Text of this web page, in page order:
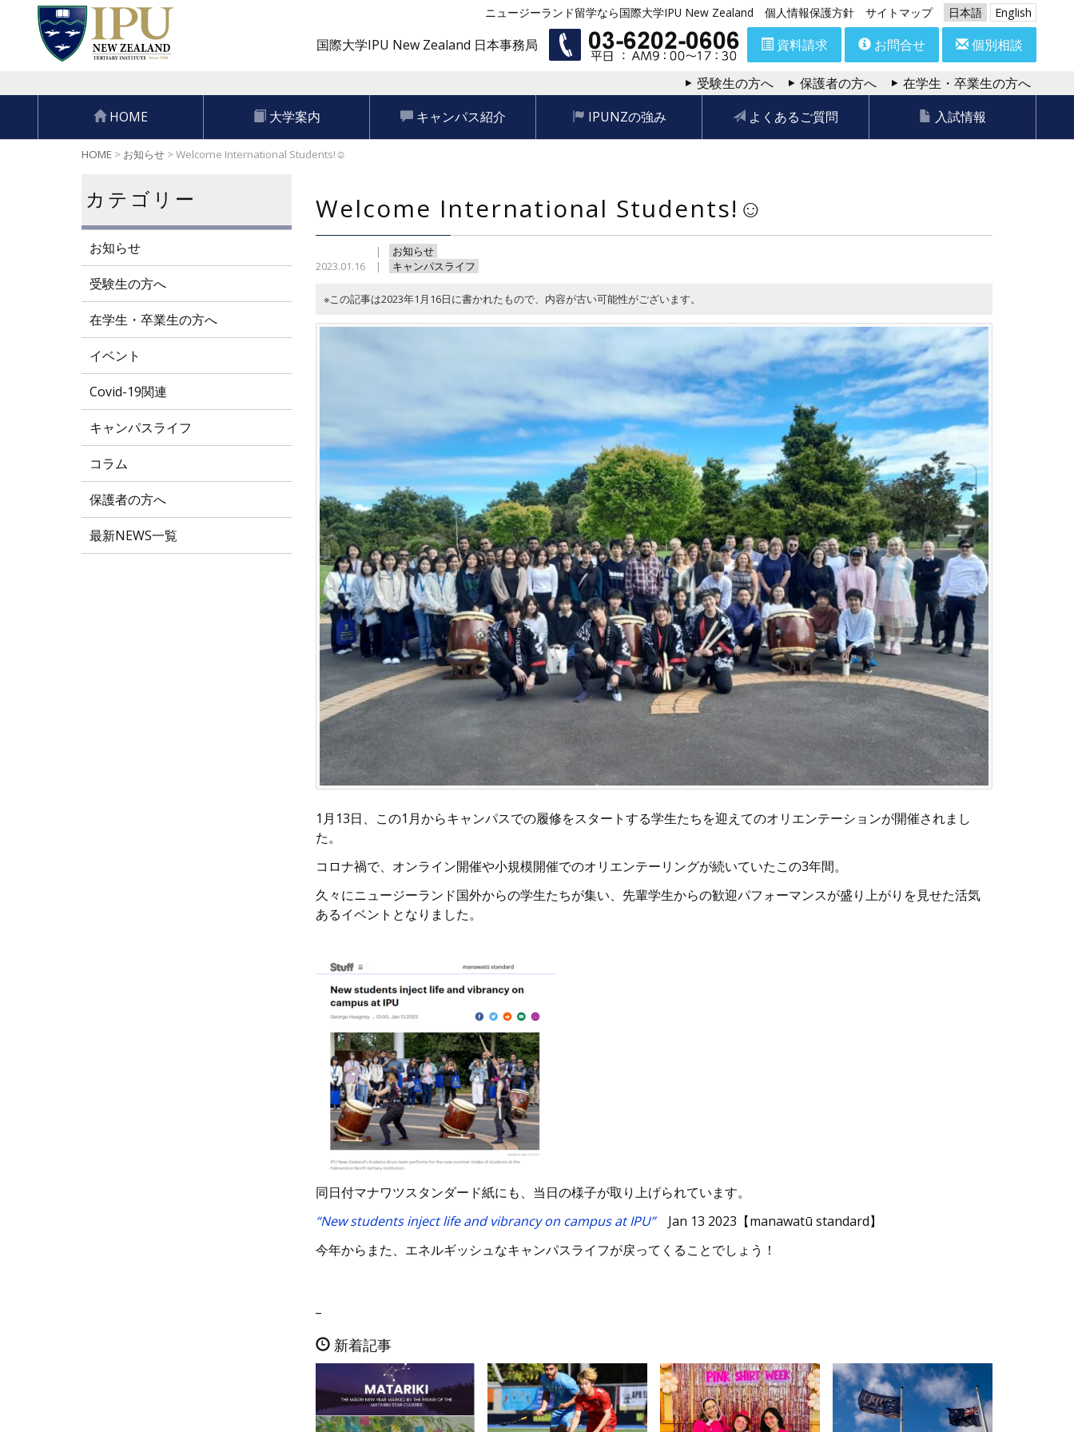
ニュージーランド留学なら国際大学IPU New Zealand 個人情報保護方針 サイトマップ 日本語 English
国際大学IPU New Zealand 日本事務局 資料請求 お問合せ 個別相談
受験生の方へ 保護者の方へ
在学生・卒業生の方へ
HOME
大学案内 キャンパス紹介 IPUNZの強み よくあるご質問 入試情報
HOME > お知らせ >Welcome International Students!☺
Welcome International Students!☺
2023.01.16
お知らせ
キャンパスライフ
※この記事は2023年1月16日に書かれたもので、内容が古い可能性がございます。
1月13日、この1月からキャンパスでの履修をスタートする学生たちを迎えてのオリエンテーションが開催されまし
た。
コロナ禍で、オンライン開催や小規模開催でのオリエンテーリングが続いていたこの3年間。
久々にニュージーランド国外からの学生たちが集い、先輩学生からの歓迎パフォーマンスが盛り上がりを見せた活気
あるイベントとなりました。
同日付マナワツスタンダード紙にも、当日の様子が取り上げられています。
“New students inject life and vibrancy on campus at IPU”Jan 13 2023【manawatū standard】
今年からまた、エネルギッシュなキャンパスライフが戻ってくることでしょう！
新着記事
カテゴリー
お知らせ
受験生の方へ
在学生・卒業生の方へ
イベント
Covid-19関連
キャンパスライフ
コラム
保護者の方へ
最新NEWS一覧